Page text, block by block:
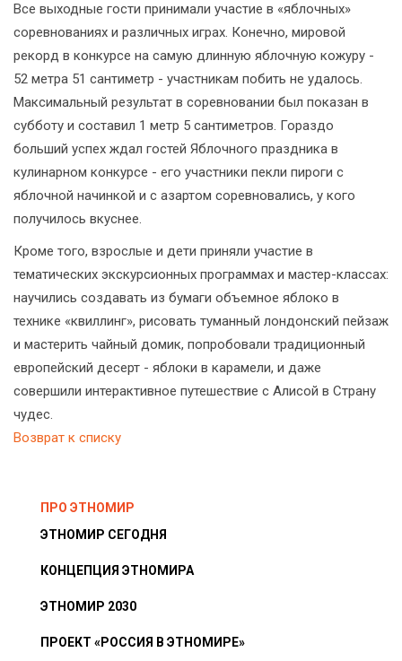
Все выходные гости принимали участие в «яблочных»
соревнованиях и различных играх. Конечно, мировой
рекорд в конкурсе на самую длинную яблочную кожуру -
52 метра 51 сантиметр - участникам побить не удалось.
Максимальный результат в соревновании был показан в
субботу и составил 1 метр 5 сантиметров. Гораздо
больший успех ждал гостей Яблочного праздника в
кулинарном конкурсе - его участники пекли пироги с
яблочной начинкой и с азартом соревновались, у кого
получилось вкуснее.
Кроме того, взрослые и дети приняли участие в
тематических экскурсионных программах и мастер-классах:
научились создавать из бумаги объемное яблоко в
технике «квиллинг», рисовать туманный лондонский пейзаж
и мастерить чайный домик, попробовали традиционный
европейский десерт - яблоки в карамели, и даже
совершили интерактивное путешествие с Алисой в Страну
чудес.
Возврат к списку
ПРО ЭТНОМИР
ЭТНОМИР СЕГОДНЯ
КОНЦЕПЦИЯ ЭТНОМИРА
ЭТНОМИР 2030
ПРОЕКТ «РОССИЯ В ЭТНОМИРЕ»